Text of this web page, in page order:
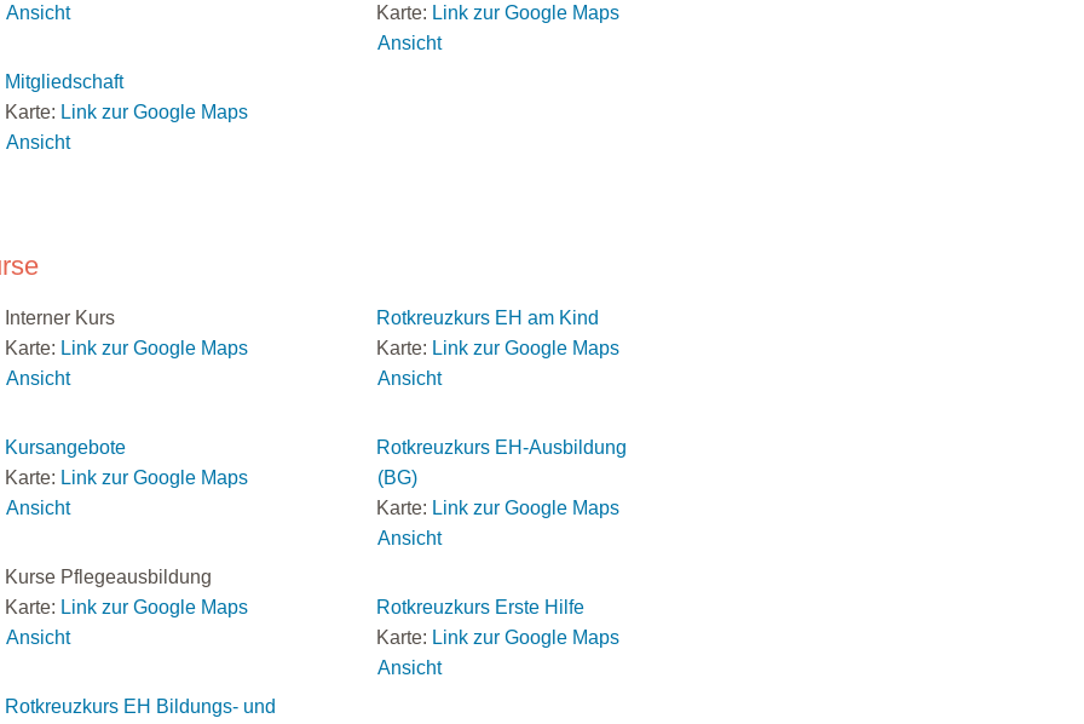
Ansicht
Mitgliedschaft
Karte: Link zur Google Maps
Ansicht
Karte: Link zur Google Maps
Ansicht
Interner Kurs
Karte: Link zur Google Maps
Ansicht
Kursangebote
Karte: Link zur Google Maps
Ansicht
Kurse Pflegeausbildung
Karte: Link zur Google Maps
Ansicht
Rotkreuzkurs EH Bildungs- und
Rotkreuzkurs EH am Kind
Karte: Link zur Google Maps
Ansicht
Rotkreuzkurs EH-Ausbildung
(BG)
Karte: Link zur Google Maps
Ansicht
Rotkreuzkurs Erste Hilfe
Karte: Link zur Google Maps
Ansicht